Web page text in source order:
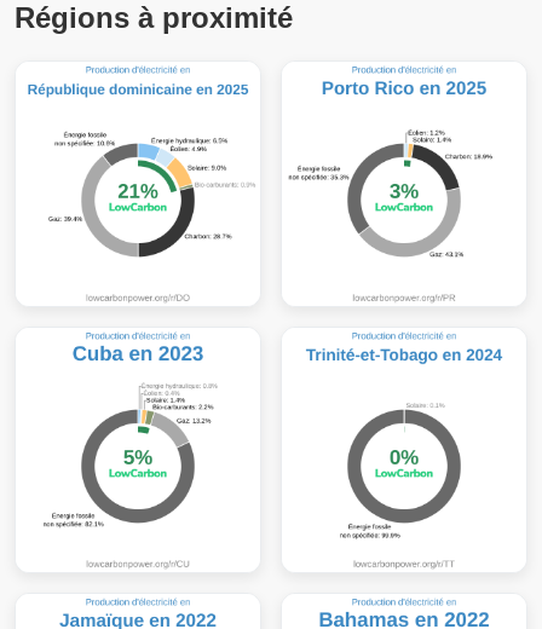
Régions à proximité